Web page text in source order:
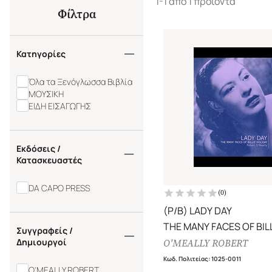
Φίλτρα
Κατηγορίες
Όλα τα Ξενόγλωσσα Βιβλία
ΜΟΥΣΙΚΗ
ΕΙΔΗ ΕΙΣΑΓΩΓΗΣ
Εκδόσεις /
Κατασκευαστές
DA CAPO PRESS
Συγγραφείς /
Δημιουργοί
O'MEALLY ROBERT
(0)
(P/B) LADY DAY
THE MANY FACES OF
HOLIDAY
O'MEALLY ROBERT
Κωδ. Πολιτείας:1025-0011